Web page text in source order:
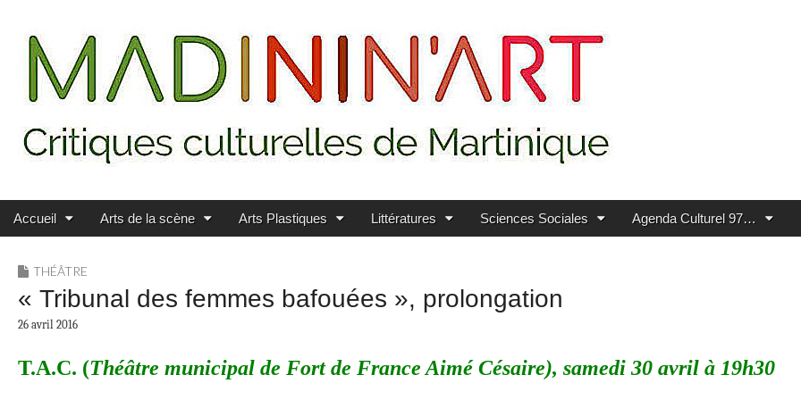
MADININ'ART
Main menu
Skip to content
Accueil Arts de la scène Arts Plastiques Littératures Sciences Sociales Agenda Culturel 97…
THÉÂTRE
« Tribunal des femmes bafouées », prolongation
26 avril 2016
T.A.C. (Théâtre municipal de Fort de France Aimé Césaire), samedi 30 avril à 19h30